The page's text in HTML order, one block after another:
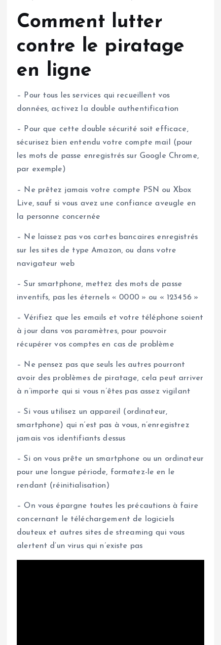
Comment lutter
contre le piratage
en ligne
– Pour tous les services qui recueillent vos
données, activez la double authentification
– Pour que cette double sécurité soit efficace,
sécurisez bien entendu votre compte mail (pour
les mots de passe enregistrés sur Google Chrome,
par exemple)
– Ne prêtez jamais votre compte PSN ou Xbox
Live, sauf si vous avez une confiance aveugle en
la personne concernée
– Ne laissez pas vos cartes bancaires enregistrés
sur les sites de type Amazon, ou dans votre
navigateur web
– Sur smartphone, mettez des mots de passe
inventifs, pas les éternels « 0000 » ou « 123456 »
– Vérifiez que les emails et votre téléphone soient
à jour dans vos paramètres, pour pouvoir
récupérer vos comptes en cas de problème
– Ne pensez pas que seuls les autres pourront
avoir des problèmes de piratage, cela peut arriver
à n’importe qui si vous n’êtes pas assez vigilant
– Si vous utilisez un appareil (ordinateur,
smartphone) qui n’est pas à vous, n’enregistrez
jamais vos identifiants dessus
– Si on vous prête un smartphone ou un ordinateur
pour une longue période, formatez-le en le
rendant (réinitialisation)
– On vous épargne toutes les précautions à faire
concernant le téléchargement de logiciels
douteux et autres sites de streaming qui vous
alertent d’un virus qui n’existe pas